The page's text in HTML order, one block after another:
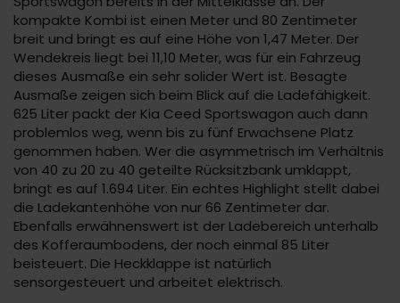
kompakte Kombi ist einen Meter und 80 Zentimeter
breit und bringt es auf eine Höhe von 1,47 Meter. Der
Wendekreis liegt bei 11,10 Meter, was für ein Fahrzeug
dieses Ausmaße ein sehr solider Wert ist. Besagte
Ausmaße zeigen sich beim Blick auf die Ladefähigkeit.
625 Liter packt der Kia Ceed Sportswagon auch dann
problemlos weg, wenn bis zu fünf Erwachsene Platz
genommen haben. Wer die asymmetrisch im Verhältnis
von 40 zu 20 zu 40 geteilte Rücksitzbank umklappt,
bringt es auf 1.694 Liter. Ein echtes Highlight stellt dabei
die Ladekantenhöhe von nur 66 Zentimeter dar.
Ebenfalls erwähnenswert ist der Ladebereich unterhalb
des Kofferaumbodens, der noch einmal 85 Liter
beisteuert. Die Heckklappe ist natürlich
sensorgesteuert und arbeitet elektrisch.